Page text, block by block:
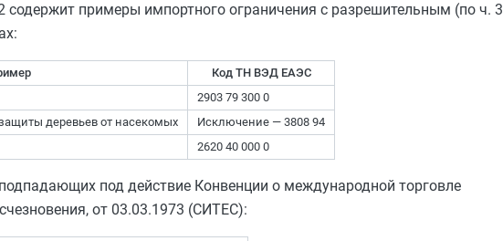
примеры импортного ограничения с разрешительным (по ч. 3
Код ТН ВЭД ЕАЭС
2903 79 300 0
деревьев от насекомых
Исключение — 3808 94
2620 40 000 0
под действие Конвенции о международной торговле
от 03.03.1973 (СИТЕС):